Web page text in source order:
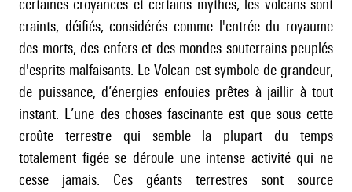
certaines croyances et certains mythes, les volcans sont
craints, déifiés, considérés comme l'entrée du royaume
des morts, des enfers et des mondes souterrains peuplés
d'esprits malfaisants. Le Volcan est symbole de grandeur,
de puissance, d’énergies enfouies prêtes à jaillir à tout
instant. L’une des choses fascinante est que sous cette
croûte terrestre qui semble la plupart du temps
totalement figée se déroule une intense activité qui ne
cesse jamais. Ces géants terrestres sont source